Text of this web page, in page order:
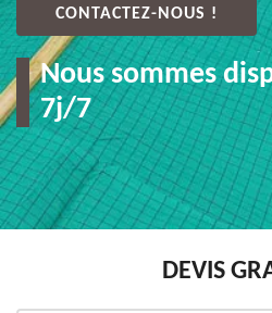
CONTACTEZ-NOUS !
Nous sommes
7j/7
DEVIS